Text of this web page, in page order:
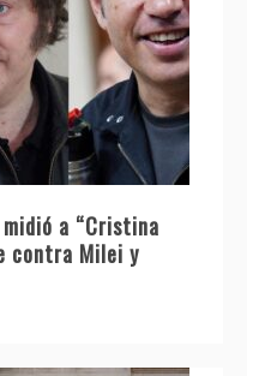
a “Cristina
contra Milei y